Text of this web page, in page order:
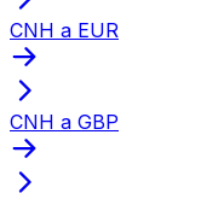
CNH a EUR
CNH a GBP